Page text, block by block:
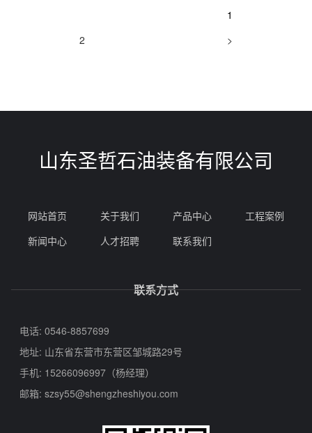
1
2
>
山东圣哲石油装备有限公司
网站首页 关于我们 产品中心
工程案例
新闻中心
人才招聘 联系我们
联系方式
电话: 0546-8857699
地址: 山东省东营市东营区邹城路29号
手机: 15266096997（杨经理）
邮箱: szsy55@shengzheshiyou.com